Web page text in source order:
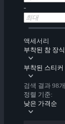
-
액세서리
부착된 참 장식
부착된 스티커
검색 결과 98개
정렬 기준:
낮은 가격순